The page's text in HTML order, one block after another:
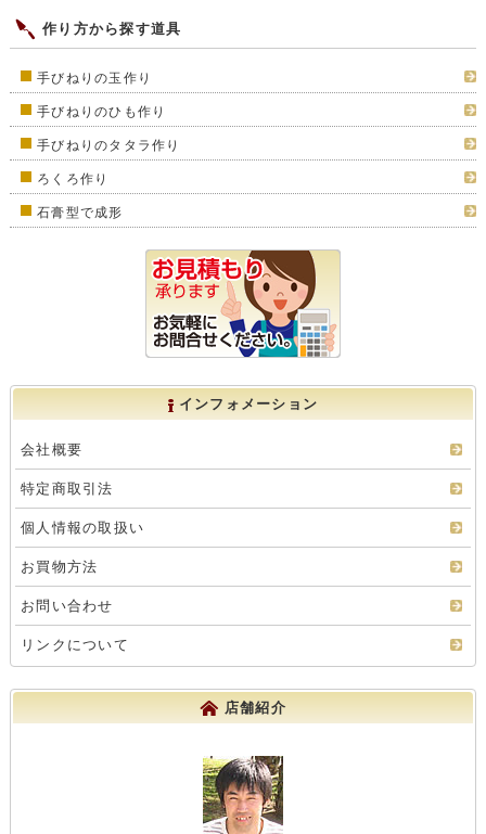
作り方から探す道具
手びねりの玉作り
手びねりのひも作り
手びねりのタタラ作り
ろくろ作り
石膏型で成形
インフォメーション
会社概要
特定商取引法
個人情報の取扱い
お買物方法
お問い合わせ
リンクについて
店舗紹介